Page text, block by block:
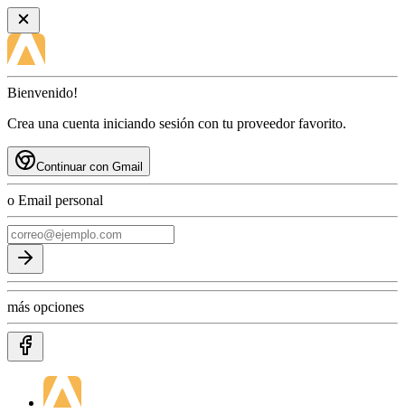
Bienvenido!
Crea una cuenta iniciando sesión con tu proveedor favorito.
Continuar con Gmail
o Email personal
más opciones